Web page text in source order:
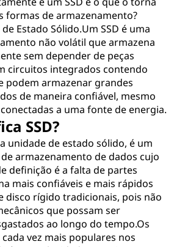
formas de armazenamento?
Estado Sólido.Um SSD é uma
não volátil que armazena
sem depender de peças
circuitos integrados contendo
podem armazenar grandes
de maneira confiável, mesmo
a uma fonte de energia.
SSD?
unidade de estado sólido, é um
armazenamento de dados cujo
definição é a falta de partes
mais confiáveis e mais rápidos
disco rígido tradicionais, pois não
que possam ser
ao longo do tempo.Os
vez mais populares nos